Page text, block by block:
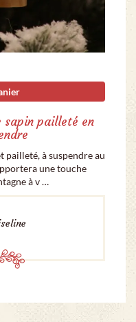
sapin pailleté en
pailleté, à suspendre au
une touche
à v …